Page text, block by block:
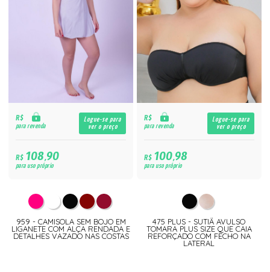
R$
para revenda
Logue-se para
ver o preço
R$108,90
para uso próprio
959 - CAMISOLA SEM BOJO EM
LIGANETE COM ALÇA RENDADA E
DETALHES VAZADO NAS COSTAS
R$
para revenda
Logue-se para
ver o preço
R$100,98
para uso próprio
475 PLUS - SUTIÃ AVULSO
TOMARA PLUS SIZE QUE CAIA
REFORÇADO COM FECHO NA
LATERAL